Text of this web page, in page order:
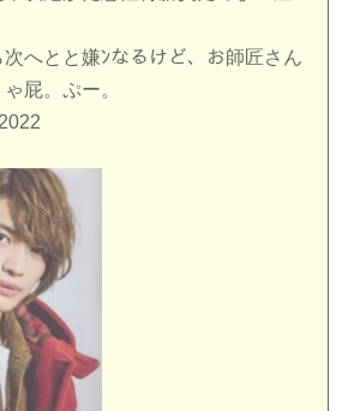
へとと嫌ﾝなるけど、お師匠さん
屁。ぷー。